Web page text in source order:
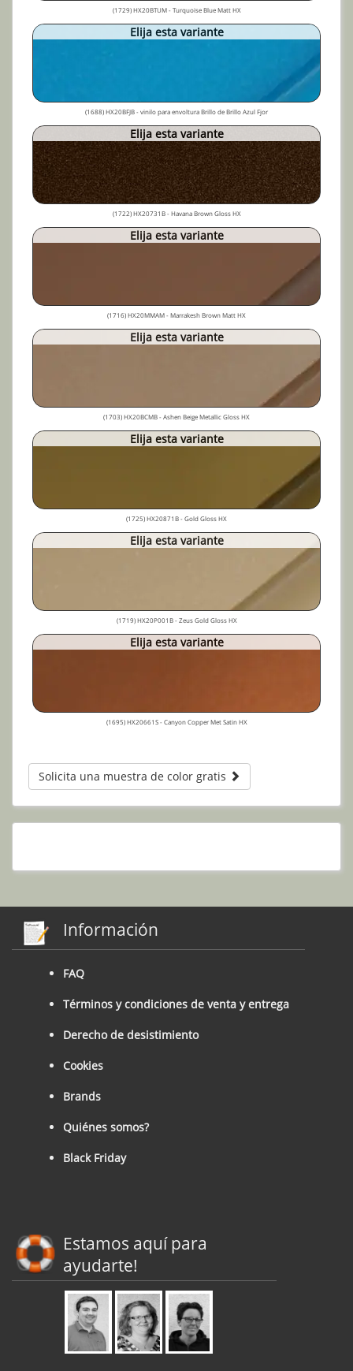
(1729) HX20BTUM - Turquoise Blue Matt HX
Elija esta variante
(1688) HX20BFJB - vinilo para envoltura Brillo de Brillo Azul Fjor
Elija esta variante
(1722) HX20731B - Havana Brown Gloss HX
Elija esta variante
(1716) HX20MMAM - Marrakesh Brown Matt HX
Elija esta variante
(1703) HX20BCMB - Ashen Beige Metallic Gloss HX
Elija esta variante
(1725) HX20871B - Gold Gloss HX
Elija esta variante
(1719) HX20P001B - Zeus Gold Gloss HX
Elija esta variante
(1695) HX20661S - Canyon Copper Met Satin HX
Solicita una muestra de color gratis
Información
FAQ
Términos y condiciones de venta y entrega
Derecho de desistimiento
Cookies
Brands
Quiénes somos?
Black Friday
Estamos aquí para
ayudarte!